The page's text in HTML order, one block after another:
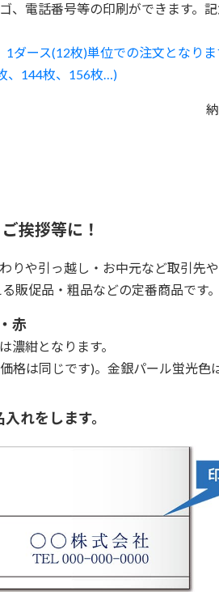
、電話番号等の印刷ができます。
1ダース(12枚)単位での注文となりま
、144枚、156枚…)
挨拶等に！
りや引っ越し・お中元など取引先
販促品・粗品などの定番商品です
赤
濃紺となります。
格は同じです)。金銀パール蛍光色
れをします。